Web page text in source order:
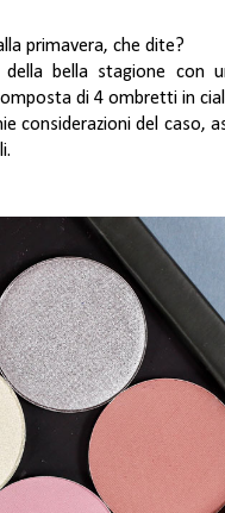
primavera, che dite?
della bella stagione con
di 4 ombretti in
considerazioni del caso,